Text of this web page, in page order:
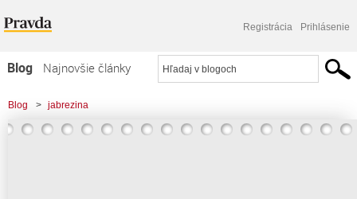
Registrácia Prihlásenie
Blog
Najnovšie články
Najčítanejšie články
Najkomentovanejšie články
Blog > jabrezina